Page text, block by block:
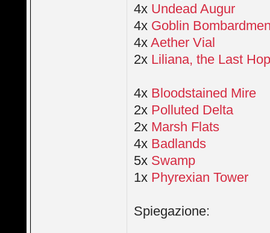
4x Undead Augur
4x Goblin
4xAether Vial
2x Liliana, the Last
4x Bloodstained Mire
2x Polluted Delta
2x Marsh Flats
4x Badlands
5x Swamp
1x Phyrexian Tower
Spiegazione: